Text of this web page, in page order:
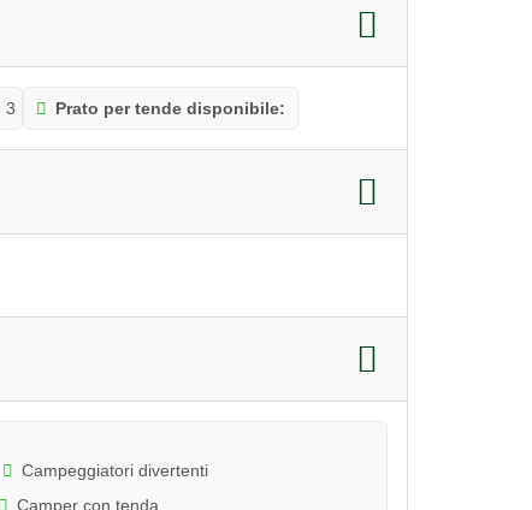
3 Prato per tende disponibile:
Campeggiatori divertenti
Camper con tenda